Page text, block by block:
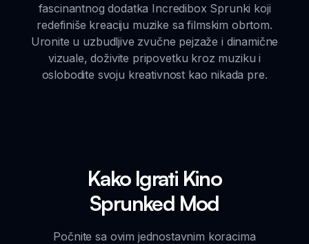
fascinantnog dodatka Incredibox Sprunki koji
redefiniše kreaciju muzike sa filmskim obrtom.
Uronite u uzbudljive zvučne pejzaže i dinamične
vizuale, doživite pripovetku kroz muziku i
oslobodite svoju kreativnost kao nikada pre.
Kako Igrati Kino
Sprunked Mod
Počnite sa ovim jednostavnim koracima